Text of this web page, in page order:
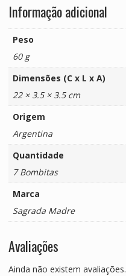
Informação adicional
Peso
60 g
Dimensões (C x L x A)
22 × 3.5 × 3.5 cm
Origem
Argentina
Quantidade
7 Bombitas
Marca
Sagrada Madre
Avaliações
Ainda não existem avaliações.